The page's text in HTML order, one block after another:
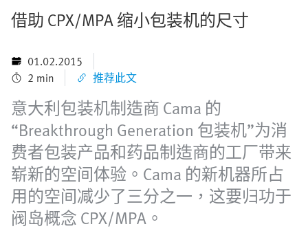
借助 CPX/MPA 缩小包装机的尺寸
01.02.2015
2 min
推荐此文
意大利包装机制造商 Cama 的
“Breakthrough Generation 包装机”为消
费者包装产品和药品制造商的工厂带来
崭新的空间体验。Cama 的新机器所占
用的空间减少了三分之一，这要归功于
阀岛概念 CPX/MPA。